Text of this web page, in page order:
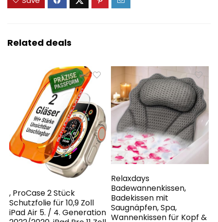
Related deals
, ProCase 2 Stück
Schutzfolie für 10,9 Zoll
iPad Air 5. / 4. Generation
Relaxdays
Badewannenkissen,
Badekissen mit
Saugnäpfen, Spa,
Wannenkissen für Kopf &